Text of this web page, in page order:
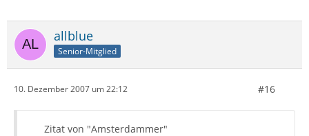
allblue
Senior-Mitglied
10. Dezember 2007 um 22:12 #16
Zitat von "Amsterdammer"